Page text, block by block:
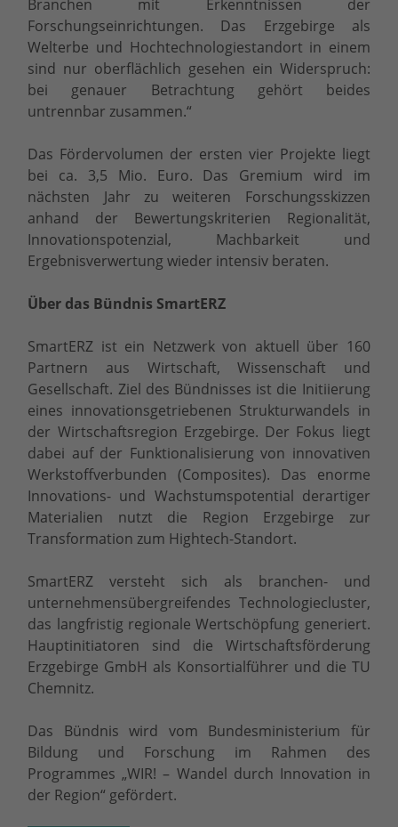
Branchen mit Erkenntnissen der
Forschungseinrichtungen. Das Erzgebirge als
Welterbe und Hochtechnologiestandort in einem
sind nur oberflächlich gesehen ein Widerspruch:
bei genauer Betrachtung gehört beides
untrennbar zusammen.“
Das Fördervolumen der ersten vier Projekte liegt
bei ca. 3,5 Mio. Euro. Das Gremium wird im
nächsten Jahr zu weiteren Forschungsskizzen
anhand der Bewertungskriterien Regionalität,
Innovationspotenzial, Machbarkeit und
Ergebnisverwertung wieder intensiv beraten.
Über das Bündnis SmartERZ
SmartERZ ist ein Netzwerk von aktuell über 160
Partnern aus Wirtschaft, Wissenschaft und
Gesellschaft. Ziel des Bündnisses ist die Initiierung
eines innovationsgetriebenen Strukturwandels in
der Wirtschaftsregion Erzgebirge. Der Fokus liegt
dabei auf der Funktionalisierung von innovativen
Werkstoffverbunden (Composites). Das enorme
Innovations- und Wachstumspotential derartiger
Materialien nutzt die Region Erzgebirge zur
Transformation zum Hightech-Standort.
SmartERZ versteht sich als branchen- und
unternehmensübergreifendes Technologiecluster,
das langfristig regionale Wertschöpfung generiert.
Hauptinitiatoren sind die Wirtschaftsförderung
Erzgebirge GmbH als Konsortialführer und die TU
Chemnitz.
Das Bündnis wird vom Bundesministerium für
Bildung und Forschung im Rahmen des
Programmes „WIR! – Wandel durch Innovation in
der Region“ gefördert.